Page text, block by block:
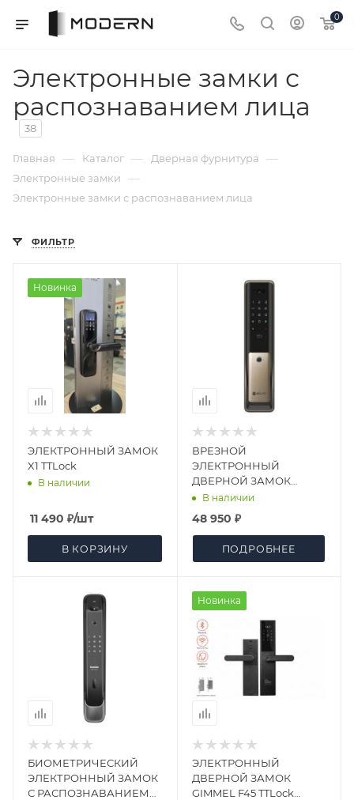
0
Электронные замки с
распознаванием лица
38
Главная — Каталог — Дверная фурнитура —
Электронные замки —
Электронные замки с распознаванием лица
ФИЛЬТР
Новинка
ЭЛЕКТРОННЫЙ ЗАМОК
X1 TTLock
В наличии
11 490 ₽/шт
В КОРЗИНУ
ВРЕЗНОЙ
ЭЛЕКТРОННЫЙ
ДВЕРНОЙ ЗАМОК
SOLITY GP-6000BAK
FACE ID
В наличии
48 950 ₽
ПОДРОБНЕЕ
БИОМЕТРИЧЕСКИЙ
ЭЛЕКТРОННЫЙ ЗАМОК
С РАСПОЗНАВАНИЕМ
Новинка
ЭЛЕКТРОННЫЙ
ДВЕРНОЙ ЗАМОК
GIMMEL F45 TTLock